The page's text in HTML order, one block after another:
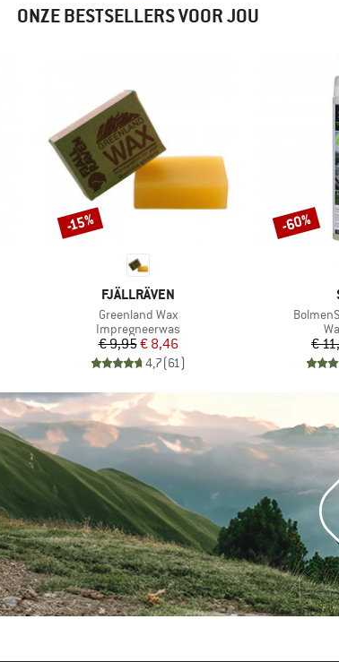
ONZE BESTSELLERS VOOR JOU
MERK
FJÄLLRÄVEN
Artikel
Greenland Wax
Productgroep
Impregneerwas
Prijs
€ 9,95Verlaagde prijs
€ 8,46
4,7(61)
Korting
-15%
Artikel
€
Korting
-60%